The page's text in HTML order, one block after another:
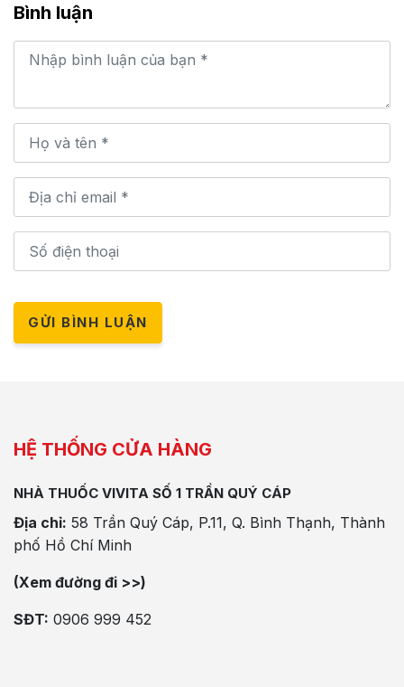
Bình luận
GỬI BÌNH LUẬN
HỆ THỐNG CỬA HÀNG
NHÀ THUỐC VIVITA SỐ 1 TRẦN QUÝ CÁP
Địa chỉ: 58 Trần Quý Cáp, P.11, Q. Bình Thạnh, Thành
phố Hồ Chí Minh
(Xem đường đi >>)
SĐT: 0906 999 452